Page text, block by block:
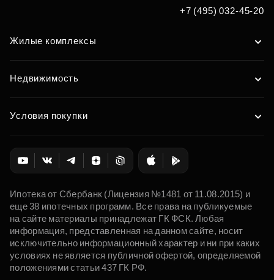
+7 (495) 032-45-20
Жилые комплексы
Недвижимость
Условия покупки
Ипотека от Сбербанк (Лицензия №1481 от 11.08.2015) и
еще 38 ипотечных программ. Все права на публикуемые
на сайте материалы принадлежат ГК ФСК. Любая
информация, представленная на данном сайте, носит
исключительно информационный характер и ни при каких
условиях не является публичной офертой, определяемой
положениями статьи 437 ГК РФ.